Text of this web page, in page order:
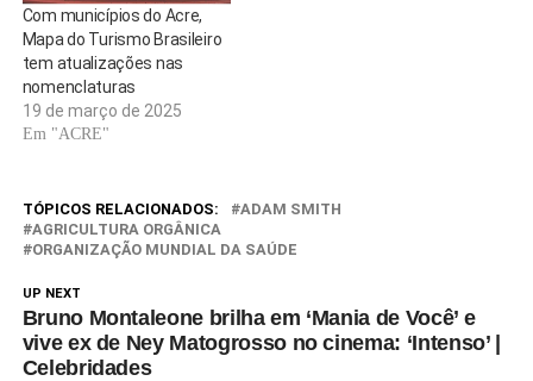
Com municípios do Acre,
Mapa do Turismo Brasileiro
tem atualizações nas
nomenclaturas
19 de março de 2025
Em "ACRE"
TÓPICOS RELACIONADOS:
ADAM SMITH
AGRICULTURA ORGÂNICA
ORGANIZAÇÃO MUNDIAL DA SAÚDE
UP NEXT
Bruno Montaleone brilha em ‘Mania de Você’ e
vive ex de Ney Matogrosso no cinema: ‘Intenso’ |
Celebridades